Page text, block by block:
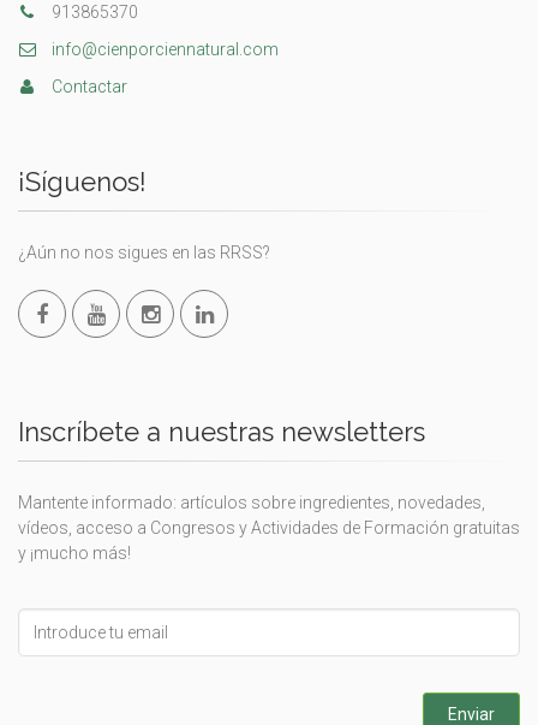
913865370
info@cienporciennatural.com
Contactar
¡Síguenos!
¿Aún no nos sigues en las RRSS?
Inscríbete a nuestras newsletters
Mantente informado: artículos sobre ingredientes, novedades,
vídeos, acceso a Congresos y Actividades de Formación gratuitas
y ¡mucho más!
this
field
Enviar